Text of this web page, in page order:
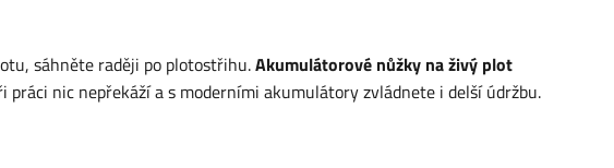
sáhněte raději po plotostřihu.Akumulátorové nůžky na živý plot
nic nepřekáží a s moderními akumulátory zvládnete i delší údržbu.